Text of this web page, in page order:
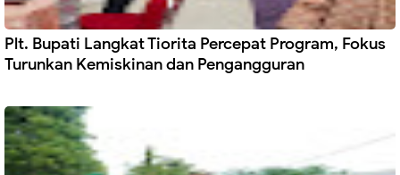
Plt. Bupati Langkat Tiorita Percepat Program, Fokus
Turunkan Kemiskinan dan Pengangguran